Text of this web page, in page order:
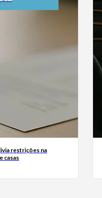
restrições na
casas